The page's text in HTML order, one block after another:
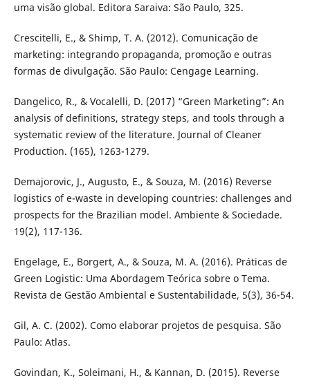
uma visão global. Editora Saraiva: São Paulo, 325.
Crescitelli, E., & Shimp, T. A. (2012). Comunicação de
marketing: integrando propaganda, promoção e outras
formas de divulgação. São Paulo: Cengage Learning.
Dangelico, R., & Vocalelli, D. (2017) “Green Marketing”: An
analysis of definitions, strategy steps, and tools through a
systematic review of the literature. Journal of Cleaner
Production. (165), 1263-1279.
Demajorovic, J., Augusto, E., & Souza, M. (2016) Reverse
logistics of e-waste in developing countries: challenges and
prospects for the Brazilian model. Ambiente & Sociedade.
19(2), 117-136.
Engelage, E., Borgert, A., & Souza, M. A. (2016). Práticas de
Green Logistic: Uma Abordagem Teórica sobre o Tema.
Revista de Gestão Ambiental e Sustentabilidade, 5(3), 36-54.
Gil, A. C. (2002). Como elaborar projetos de pesquisa. São
Paulo: Atlas.
Govindan, K., Soleimani, H., & Kannan, D. (2015). Reverse